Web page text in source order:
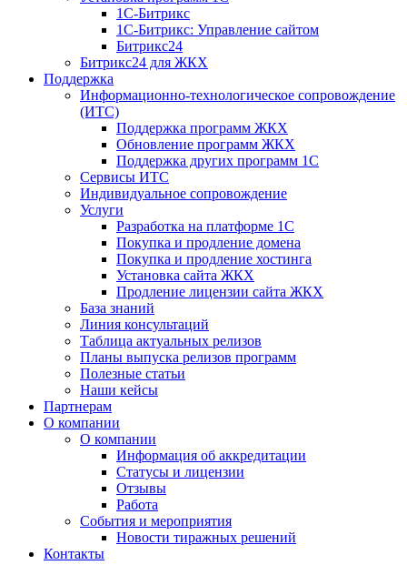
1С-Битрикс
1С-Битрикс: Управление сайтом
Битрикс24
Битрикс24 для ЖКХ
Поддержка
Информационно-технологическое сопровождение
(ИТС)
Поддержка программ ЖКХ
Обновление программ ЖКХ
Поддержка других программ 1С
Сервисы ИТС
Индивидуальное сопровождение
Услуги
Разработка на платформе 1С
Покупка и продление домена
Покупка и продление хостинга
Установка сайта ЖКХ
Продление лицензии сайта ЖКХ
База знаний
Линия консультаций
Таблица актуальных релизов
Планы выпуска релизов программ
Полезные статьи
Наши кейсы
Партнерам
О компании
О компании
Информация об аккредитации
Статусы и лицензии
Отзывы
Работа
События и мероприятия
Новости тиражных решений
Контакты